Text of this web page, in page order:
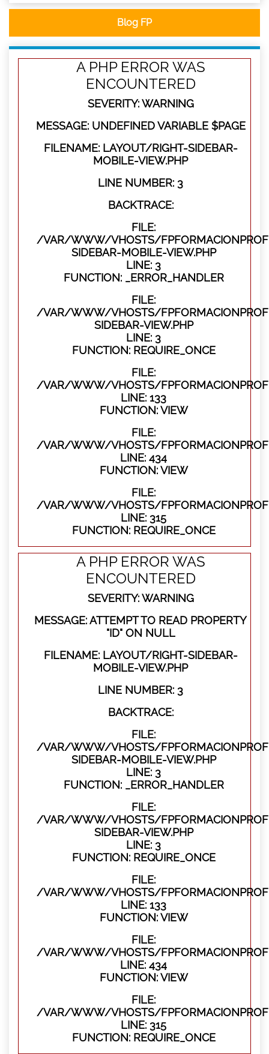
Blog FP
A PHP ERROR WAS
ENCOUNTERED
SEVERITY: WARNING
MESSAGE: UNDEFINED VARIABLE $PAGE
FILENAME: LAYOUT/RIGHT-SIDEBAR-
MOBILE-VIEW.PHP
LINE NUMBER: 3
BACKTRACE:
FILE:
/VAR/WWW/VHOSTS/
SIDEBAR-MOBILE-VIEW.PHP
LINE: 3
FUNCTION: _ERROR_HANDLER
FILE:
/VAR/WWW/VHOSTS/
SIDEBAR-VIEW.PHP
LINE: 3
FUNCTION: REQUIRE_ONCE
FILE:
/VAR/WWW/VHOSTS/
LINE: 133
FUNCTION: VIEW
FILE:
/VAR/WWW/VHOSTS/
LINE: 434
FUNCTION: VIEW
FILE:
/VAR/WWW/VHOSTS/
LINE: 315
FUNCTION: REQUIRE_ONCE
A PHP ERROR WAS
ENCOUNTERED
SEVERITY: WARNING
MESSAGE: ATTEMPT TO READ PROPERTY
"ID" ON NULL
FILENAME: LAYOUT/RIGHT-SIDEBAR-
MOBILE-VIEW.PHP
LINE NUMBER: 3
BACKTRACE:
FILE:
/VAR/WWW/VHOSTS/
SIDEBAR-MOBILE-VIEW.PHP
LINE: 3
FUNCTION: _ERROR_HANDLER
FILE:
/VAR/WWW/VHOSTS/
SIDEBAR-VIEW.PHP
LINE: 3
FUNCTION: REQUIRE_ONCE
FILE:
/VAR/WWW/VHOSTS/
LINE: 133
FUNCTION: VIEW
FILE:
/VAR/WWW/VHOSTS/
LINE: 434
FUNCTION: VIEW
FILE:
/VAR/WWW/VHOSTS/
LINE: 315
FUNCTION: REQUIRE_ONCE